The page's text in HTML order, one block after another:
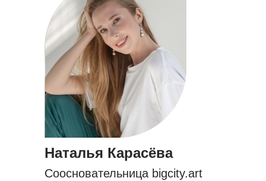
Соосновательница bigcity.art
Наталья Карасёва